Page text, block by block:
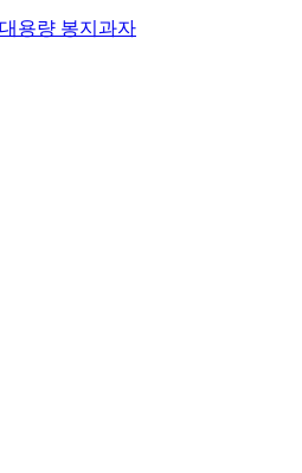
용량 봉지과자